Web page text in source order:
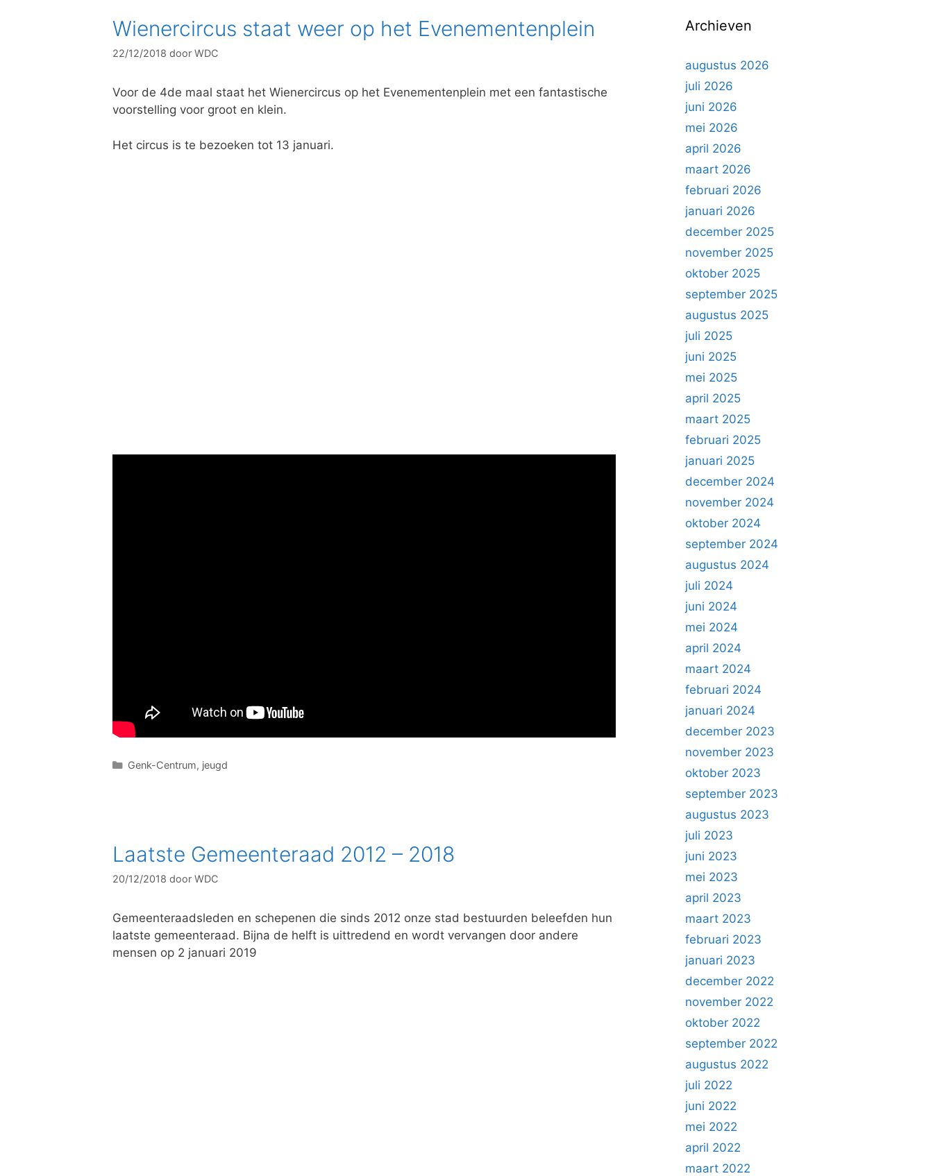
Wienercircus staat weer op het Evenementenplein
22/12/2018 door WDC
Voor de 4de maal staat het Wienercircus op het Evenementenplein met een fantastische
voorstelling voor groot en klein.
Het circus is te bezoeken tot 13 januari.
C
r
e
Genk-Centrum, jeugd
Laatste Gemeenteraad 2012 – 2018
20/12/2018 door WDC
Gemeenteraadsleden en schepenen die sinds 2012 onze stad bestuurden beleefden hun
laatste gemeenteraad. Bijna de helft is uittredend en wordt vervangen door andere
mensen op 2 januari 2019
n
a
r
:
Archieven
augustus 2026
juli 2026
juni 2026
mei 2026
april 2026
maart 2026
februari 2026
januari 2026
december 2025
november 2025
oktober 2025
september 2025
augustus 2025
juli 2025
juni 2025
mei 2025
april 2025
maart 2025
februari 2025
januari 2025
december 2024
november 2024
oktober 2024
september 2024
augustus 2024
juli 2024
juni 2024
mei 2024
april 2024
maart 2024
februari 2024
januari 2024
december 2023
november 2023
oktober 2023
september 2023
augustus 2023
juli 2023
juni 2023
mei 2023
april 2023
maart 2023
februari 2023
januari 2023
december 2022
november 2022
oktober 2022
september 2022
augustus 2022
juli 2022
juni 2022
mei 2022
april 2022
maart 2022